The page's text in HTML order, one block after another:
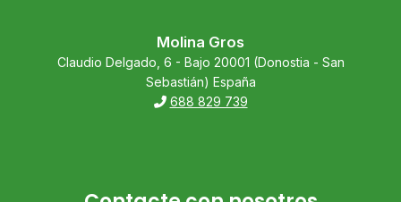
Molina Gros
Claudio Delgado, 6 - Bajo 20001 (Donostia - San
Sebastián) España
688 829 739